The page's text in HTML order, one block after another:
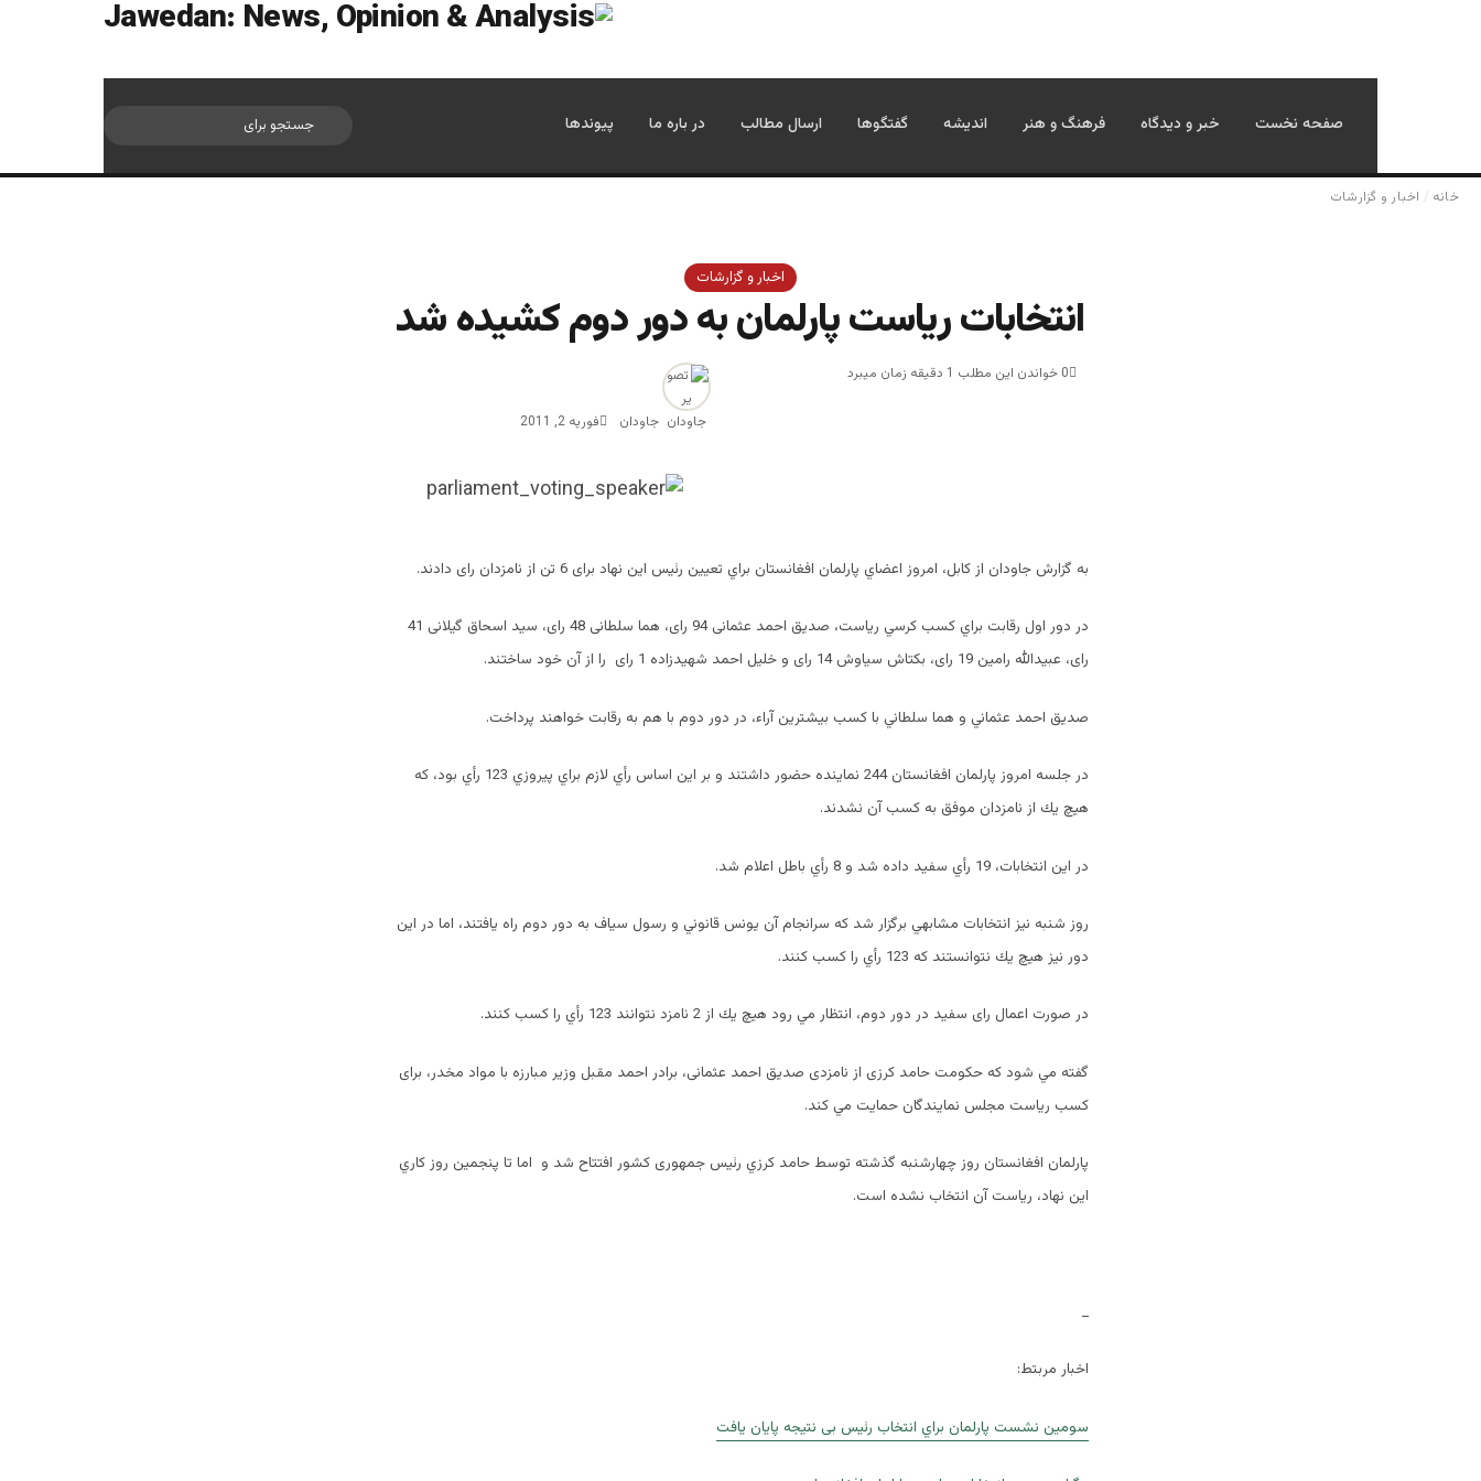
صفحه نخست خبر و دیدگاه فرهنگ و هنر اندیشه گفتگوها ارسال مطالب در باره ما پیوندها
جستجو
خانه / اخبار و گزارشات
اخبار و گزارشات
انتخابات ریاست پارلمان به دور دوم کشیده شد
جاودان فوریه 2, 2011
0 خواندن این مطلب 1 دقیقه زمان میبرد
به گزارش جاودان از کابل، امروز اعضاي پارلمان افغانستان براي تعيين رئيس اين نهاد برای 6 تن از نامزدان رای دادند.
در دور اول رقابت براي كسب كرسي رياست، صدیق احمد عثمانی 94 رای، هما سلطانی 48 رای، سید اسحاق گیلانی 41
رای، عبیدالله رامین 19 رای، بکتاش سیاوش 14 رای و خلیل احمد شهیدزاده 1 رای را از آن خود ساختند.
صديق احمد عثماني و هما سلطاني با کسب بیشترین آراء، در دور دوم با هم به رقابت خواهند پرداخت.
در جلسه امروز پارلمان افغانستان 244 نماينده حضور داشتند و بر اين اساس رأي لازم براي پيروزي 123 رأي بود، كه
هيچ يك از نامزدان موفق به كسب آن نشدند.
در اين انتخابات، 19 رأي سفيد داده شد و 8 رأي باطل اعلام شد.
روز شنبه نيز انتخابات مشابهي برگزار شد كه سرانجام آن يونس قانوني و رسول سياف به دور دوم راه يافتند، اما در اين
دور نيز هيچ يك نتوانستند كه 123 رأي را كسب كنند.
در صورت اعمال رای سفید در دور دوم، انتظار مي رود هيچ يك از 2 نامزد نتوانند 123 رأي را كسب كنند.
گفته مي شود که حکومت حامد کرزی از نامزدی صدیق احمد عثمانی، برادر احمد مقبل وزیر مبارزه با مواد مخدر، برای
کسب ریاست مجلس نمایندگان حمايت مي كند.
پارلمان افغانستان روز چهارشنبه گذشته توسط حامد كرزي رئيس جمهوری كشور افتتاح شد و اما تا پنجمین روز كاري
این نهاد، ریاست آن انتخاب نشده است.
_
اخبار مربتط:
سومین نشست پارلمان براي انتخاب رئيس بی نتيجه پايان يافت